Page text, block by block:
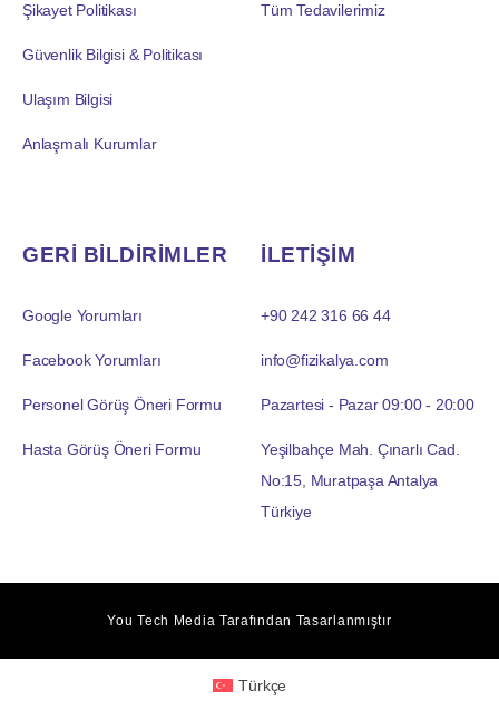
Şikayet Politikası
Güvenlik Bilgisi & Politikası
Ulaşım Bilgisi
Anlaşmalı Kurumlar
Tüm Tedavilerimiz
GERİ BİLDİRİMLER
Google Yorumları
Facebook Yorumları
Personel Görüş Öneri Formu
Hasta Görüş Öneri Formu
İLETİŞİM
+90 242 316 66 44
info@fizikalya.com
Pazartesi - Pazar 09:00 - 20:00
Yeşilbahçe Mah. Çınarlı Cad.
No:15, Muratpaşa Antalya
Türkiye
You Tech Media Tarafından Tasarlanmıştır
Türkçe